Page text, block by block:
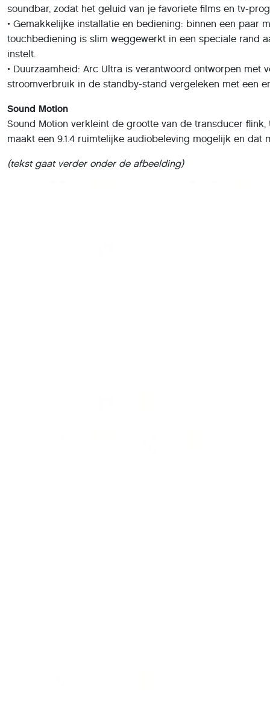
soundbar, zodat het geluid van je favoriete films en tv-
• Gemakkelijke installatie en bediening: binnen een paar
touchbediening is slim weggewerkt in een speciale rand
instelt.
• Duurzaamheid: Arc Ultra is verantwoord ontworpen
stroomverbruik in de standby-stand vergeleken met een
Sound Motion
Sound Motion verkleint de grootte van de transducer
maakt een 9.1.4 ruimtelijke audiobeleving mogelijk en dat
(tekst gaat verder onder de afbeelding)